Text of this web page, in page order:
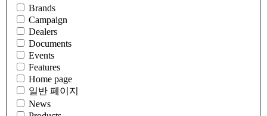
Brands
Campaign
Dealers
Documents
Events
Features
Home page
일반 페이지
News